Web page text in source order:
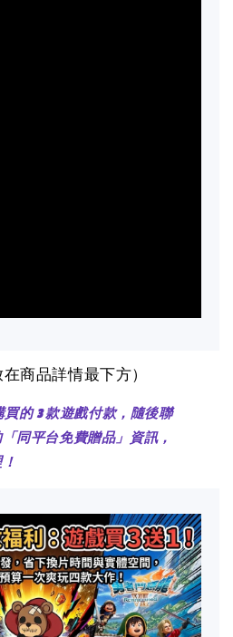
商品詳情最下方）
的 3 款遊戲付款，隨後聯
同平台免費贈品」資訊，